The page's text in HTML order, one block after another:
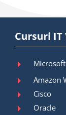
Cursuri IT
Microsoft
Amazon
Cisco
Oracle